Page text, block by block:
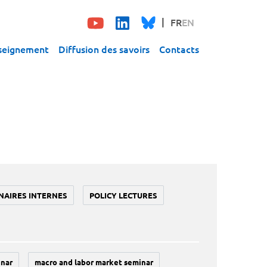
FREN
Diffusion des savoirs Contacts
INTERNES POLICY LECTURES
macro and labor market seminar